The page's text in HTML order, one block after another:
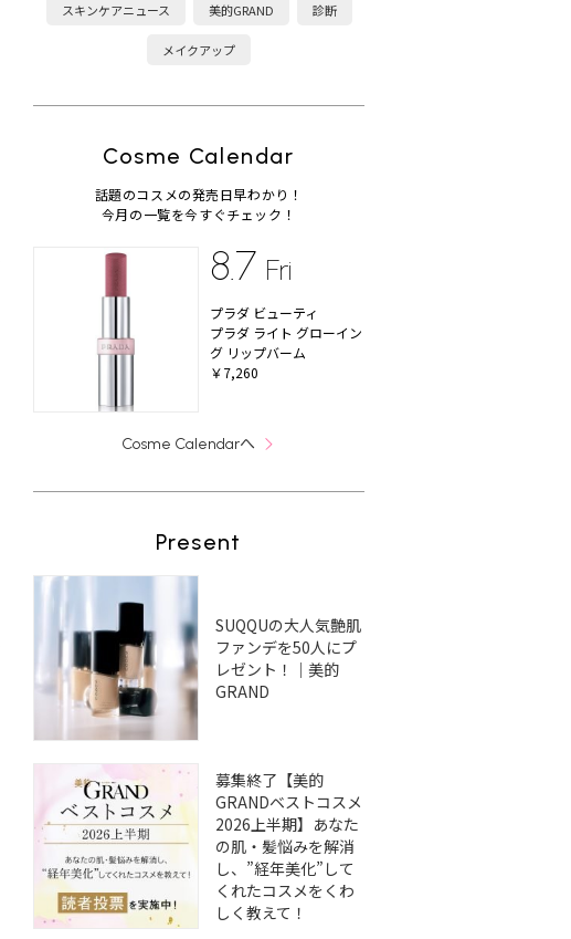
スキンケアニュース 美的GRAND 診断
メイクアップ
Cosme Calendar
話題のコスメの発売日早わかり！
今月の一覧を今すぐチェック！
8.7 Fri
プラダ ビューティ
プラダ ライト グローイン
グ リップバーム
￥7,260
Cosme Calendarへ
Present
SUQQUの大人気艶肌
ファンデを50人にプ
レゼント！｜美的
GRAND
募集終了【美的
GRANDベストコスメ
2026上半期】あなた
の肌・髪悩みを解消
し、”経年美化”して
くれたコスメをくわ
しく教えて！